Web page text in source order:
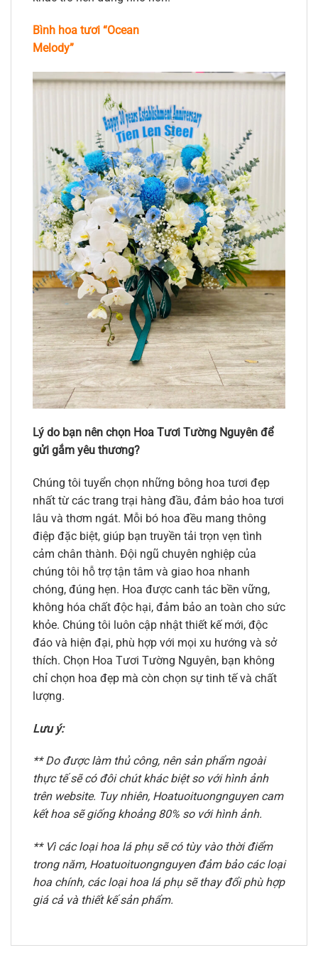
Bình hoa tươi “Ocean
Melody”
Lý do bạn nên chọn Hoa Tươi Tường Nguyên để
gửi gắm yêu thương?
Chúng tôi tuyển chọn những bông hoa tươi đẹp
nhất từ các trang trại hàng đầu, đảm bảo hoa tươi
lâu và thơm ngát. Mỗi bó hoa đều mang thông
điệp đặc biệt, giúp bạn truyền tải trọn vẹn tình
cảm chân thành. Đội ngũ chuyên nghiệp của
chúng tôi hỗ trợ tận tâm và giao hoa nhanh
chóng, đúng hẹn. Hoa được canh tác bền vững,
không hóa chất độc hại, đảm bảo an toàn cho sức
khỏe. Chúng tôi luôn cập nhật thiết kế mới, độc
đáo và hiện đại, phù hợp với mọi xu hướng và sở
thích. Chọn Hoa Tươi Tường Nguyên, bạn không
chỉ chọn hoa đẹp mà còn chọn sự tinh tế và chất
lượng.
Lưu ý:
** Do được làm thủ công, nên sản phẩm ngoài
thực tế sẽ có đôi chút khác biệt so với hình ảnh
trên website. Tuy nhiên, Hoatuoituongnguyen cam
kết hoa sẽ giống khoảng 80% so với hình ảnh.
** Vì các loại hoa lá phụ sẽ có tùy vào thời điểm
trong năm, Hoatuoituongnguyen đảm bảo các loại
hoa chính, các loại hoa lá phụ sẽ thay đổi phù hợp
giá cả và thiết kế sản phẩm.